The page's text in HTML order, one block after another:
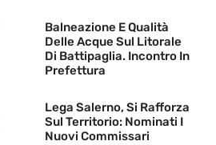
Balneazione E Qualità
Delle Acque Sul Litorale
Di Battipaglia. Incontro In
Prefettura
Lega Salerno, Si Rafforza
Sul Territorio: Nominati I
Nuovi Commissari